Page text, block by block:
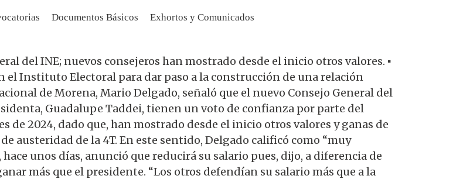
Documentos Básicos
Exhortos y Comunicados
del INE; nuevos consejeros han mostrado desde el inicio otros valores. ▪️
el Instituto Electoral para dar paso a la construcción de una relación
de Morena, Mario Delgado, señaló que el nuevo Consejo General del
Guadalupe Taddei, tienen un voto de confianza por parte del
2024, dado que, han mostrado desde el inicio otros valores y ganas de
austeridad de la 4T. En este sentido, Delgado calificó como “muy
unos días, anunció que reducirá su salario pues, dijo, a diferencia de
más que el presidente. “Los otros defendían su salario más que a la